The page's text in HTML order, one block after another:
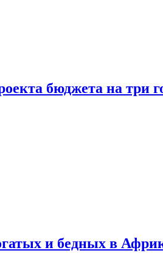
бюджета на три
и бедных в